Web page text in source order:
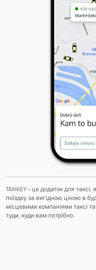
TAXIKEY - це додаток для
поїздку за вигідною ціною в
місцевими компаніями таксі
туди, куди вам потрібно.